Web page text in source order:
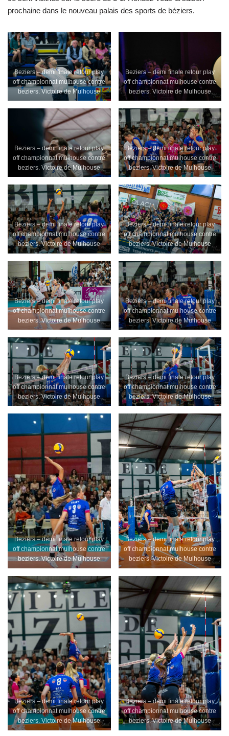
prochaine dans le nouveau palais des sports de béziers.
Beziers – demi finale retour play
off championnat mulhouse contre
beziers. Victoire de Mulhouse
Beziers – demi finale retour play
off championnat mulhouse contre
beziers. Victoire de Mulhouse
Beziers – demi finale retour play
off championnat mulhouse contre
beziers. Victoire de Mulhouse
Beziers – demi finale retour play
off championnat mulhouse contre
beziers. Victoire de Mulhouse
Beziers – demi finale retour play
off championnat mulhouse contre
beziers. Victoire de Mulhouse
Beziers – demi finale retour play
off championnat mulhouse contre
beziers. Victoire de Mulhouse
Beziers – demi finale retour play
off championnat mulhouse contre
beziers. Victoire de Mulhouse
Beziers – demi finale retour play
off championnat mulhouse contre
beziers. Victoire de Mulhouse
Beziers – demi finale retour play
off championnat mulhouse contre
beziers. Victoire de Mulhouse
Beziers – demi finale retour play
off championnat mulhouse contre
beziers. Victoire de Mulhouse
Beziers – demi finale retour play
off championnat mulhouse contre
beziers. Victoire de Mulhouse
Beziers – demi finale retour play
off championnat mulhouse contre
beziers. Victoire de Mulhouse
Beziers – demi finale retour play
off championnat mulhouse contre
beziers. Victoire de Mulhouse
Beziers – demi finale retour play
off championnat mulhouse contre
beziers. Victoire de Mulhouse